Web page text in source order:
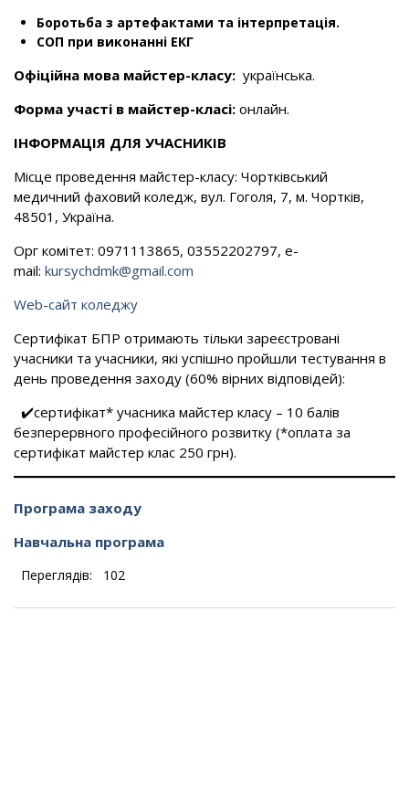
Боротьба з артефактами та інтерпретація.
СОП при виконанні ЕКГ
Офіційна мова майстер-класу: українська.
Форма участі в майстер-класі: онлайн.
ІНФОРМАЦІЯ ДЛЯ УЧАСНИКІВ
Місце проведення майстер-класу: Чортківський
медичний фаховий коледж, вул. Гоголя, 7, м. Чортків,
48501, Україна.
Орг комітет: 0971113865, 03552202797, e-
mail: kursychdmk@gmail.com
Web-сайт коледжу
Сертифікат БПР отримають тільки зареєстровані
учасники та учасники, які успішно пройшли тестування в
день проведення заходу (60% вірних відповідей):
✔️сертифікат* учасника майстер класу – 10 балів
безперервного професійного розвитку (*оплата за
сертифікат майстер клас 250 грн).
Програма заходу
Навчальна програма
Переглядів: 102